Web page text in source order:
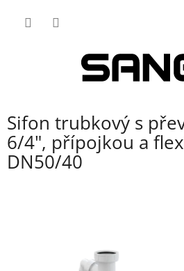
Sifon trubkový s
6/4", přípojkou a
DN50/40